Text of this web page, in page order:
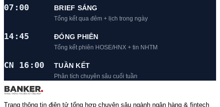
07:00 BRIEF SÁNG
Tổng kết qua đêm + lịch trong ngày
14:45 ĐÓNG PHIÊN
Tổng kết phiên HOSE/HNX + tin NHTM
CN 16:00 TUẦN KẾT
Phân tích chuyên sâu cuối tuần
Trang thông tin điện tử tổng hợp chuyên sâu ngành ngân hàng & fintech